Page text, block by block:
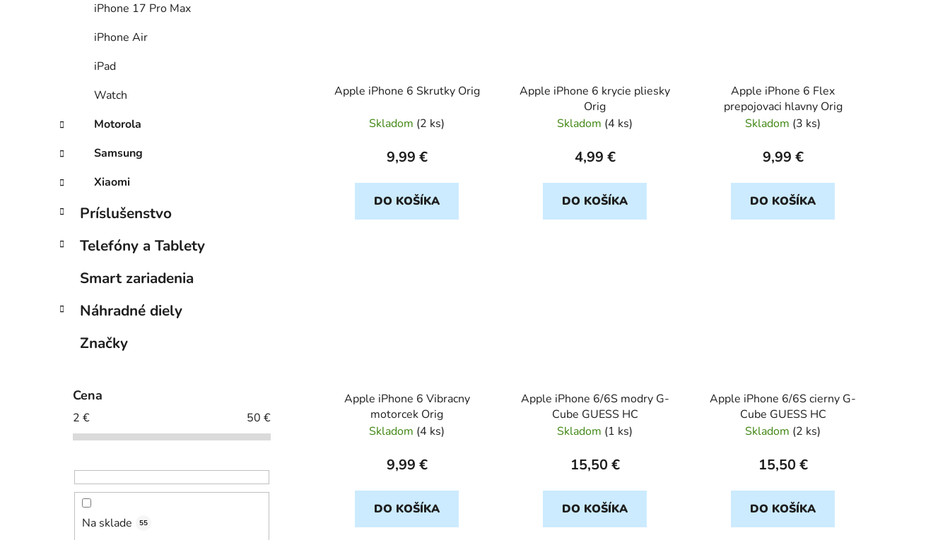
iPhone 17 Pro Max
iPhone Air
iPad
Watch
Motorola
Samsung
Xiaomi
Príslušenstvo
Telefóny a Tablety
Smart zariadenia
Náhradné diely
Značky
Cena
2 € 50 €
Na sklade 55
Apple iPhone 6 Skrutky Orig
Skladom (2 ks)
9,99 €
DO KOŠÍKA
Apple iPhone 6 krycie pliesky
Orig
Skladom (4 ks)
4,99 €
DO KOŠÍKA
Apple iPhone 6 Flex
prepojovaci hlavny Orig
Skladom (3 ks)
9,99 €
DO KOŠÍKA
Apple iPhone 6 Vibracny
motorcek Orig
Skladom (4 ks)
9,99 €
DO KOŠÍKA
Apple iPhone 6/6S modry G-
Cube GUESS HC
Skladom (1 ks)
15,50 €
DO KOŠÍKA
Apple iPhone 6/6S cierny G-
Cube GUESS HC
Skladom (2 ks)
15,50 €
DO KOŠÍKA